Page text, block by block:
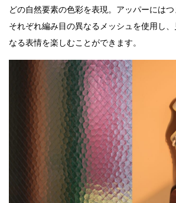
どの自然要素の色彩を表現。アッパーには
それぞれ編み目の異なるメッシュを使用し
なる表情を楽しむことができます。